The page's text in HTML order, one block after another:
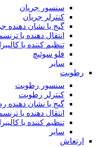
سنسور جریان
کنترلر جریان
گیج یا نشان دهنده
انتقال دهنده یا
تنظیم کننده یا
فلو سوئیچ
سایر
رطوبت
سنسور رطوبت
کنترلر رطوبت
گیج یا نشان دهنده
انتقال دهنده یا
تنظیم کننده یا
سایر
ارتعاش